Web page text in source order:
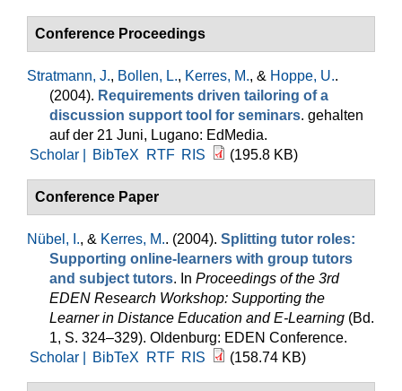
Conference Proceedings
Stratmann, J., Bollen, L., Kerres, M., & Hoppe, U..
(2004). Requirements driven tailoring of a
discussion support tool for seminars. gehalten
auf der 21 Juni, Lugano: EdMedia.
Scholar |
BibTeX RTF RIS (195.8 KB)
Conference Paper
Nübel, I., & Kerres, M.. (2004). Splitting tutor roles:
Supporting online-learners with group tutors
and subject tutors. In Proceedings of the 3rd
EDEN Research Workshop: Supporting the
Learner in Distance Education and E-Learning (Bd.
1, S. 324–329). Oldenburg: EDEN Conference.
Scholar |
BibTeX RTF RIS (158.74 KB)